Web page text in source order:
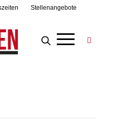
Stellenangebote